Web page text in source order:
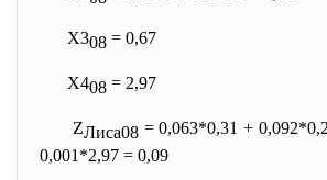
Х308 = 0,67
Х408 = 2,97
ZЛиса08 = 0,063*0,31 +
0,001*2,97 = 0,09